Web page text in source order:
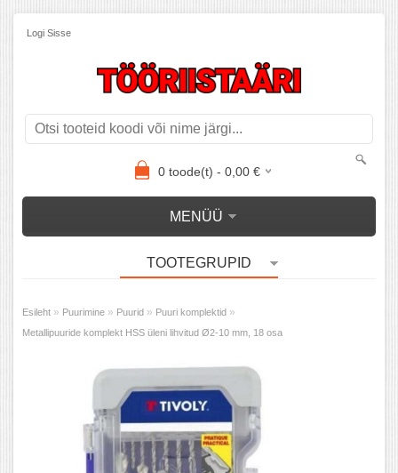
Logi Sisse
0toode(t) - 0,00€
MENÜÜ
TOOTEGRUPID
Esileht » Puurimine » Puurid » Puuri komplektid »
Metallipuuride komplekt HSS üleni lihvitud Ø2-10 mm, 18 osa